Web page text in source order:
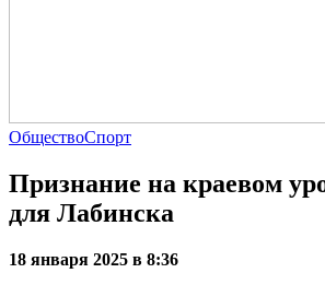
ОбществоСпорт
Признание на краевом
для Лабинска
18 января 2025 в 8:36